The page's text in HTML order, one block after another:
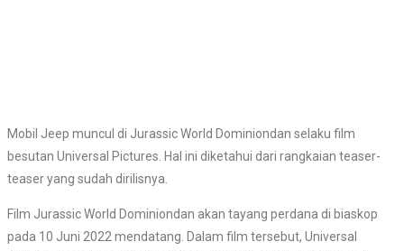
Mobil Jeep muncul di Jurassic World Dominiondan selaku film
besutan Universal Pictures. Hal ini diketahui dari rangkaian teaser-
teaser yang sudah dirilisnya.
Film Jurassic World Dominiondan akan tayang perdana di biaskop
pada 10 Juni 2022 mendatang. Dalam film tersebut, Universal